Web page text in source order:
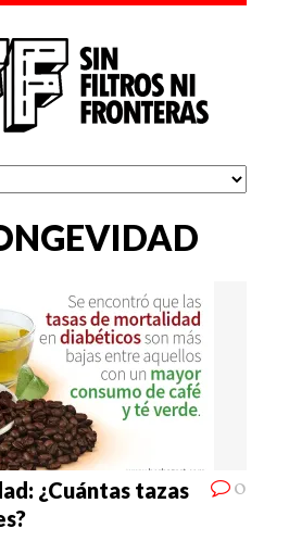
0
¿Cuántas tazas